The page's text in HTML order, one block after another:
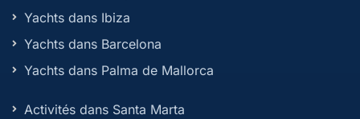
Yachts dans Ibiza
Yachts dans Barcelona
Yachts dans Palma de Mallorca
Activités dans Santa Marta